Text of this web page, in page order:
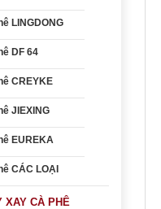
LINGDONG
DF 64
CREYKE
JIEXING
EUREKA
CÁC LOẠI
XAY CÀ PHÊ